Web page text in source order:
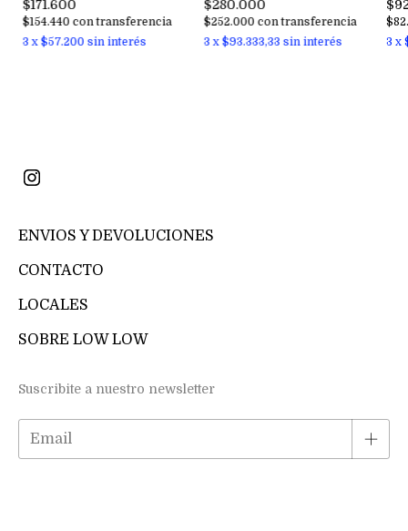
$171.600
$154.440 con transferencia
3 x $57.200 sin interés
$280.000
$252.000con transferencia
3 x$93.333,33 sin interés
3 x
ENVIOS Y DEVOLUCIONES
CONTACTO
LOCALES
SOBRE LOW LOW
Suscribite a nuestro newsletter